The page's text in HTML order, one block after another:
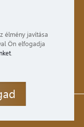
tájékoztató
élmény javítása
Ön elfogadja
.